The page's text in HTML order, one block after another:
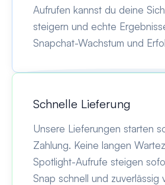
Aufrufen kannst du deine
steigern und echte
Snapchat-Wachstum und
Schnelle Lieferung
Unsere Lieferungen starten
Zahlung. Keine langen
Spotlight-Aufrufe steigen
Snap schnell und zuverlässig